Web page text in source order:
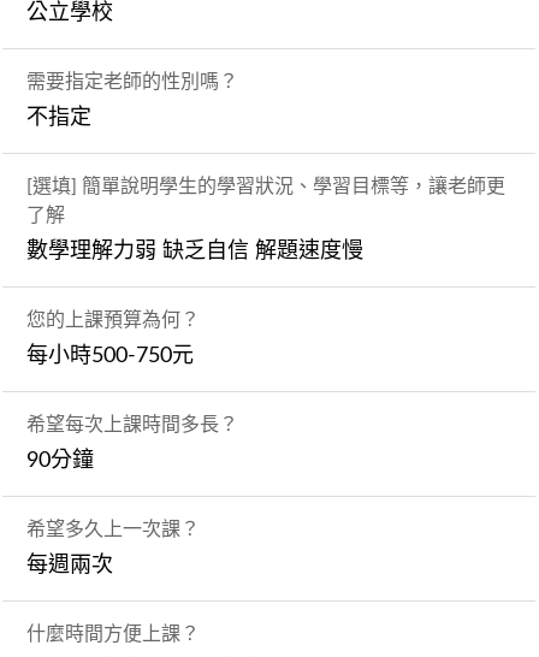
公立學校
需要指定老師的性別嗎？
不指定
[選填] 簡單說明學生的學習狀況、學習目標等，讓老師更
了解
數學理解力弱 缺乏自信 解題速度慢
您的上課預算為何？
每小時500-750元
希望每次上課時間多長？
90分鐘
希望多久上一次課？
每週兩次
什麼時間方便上課？